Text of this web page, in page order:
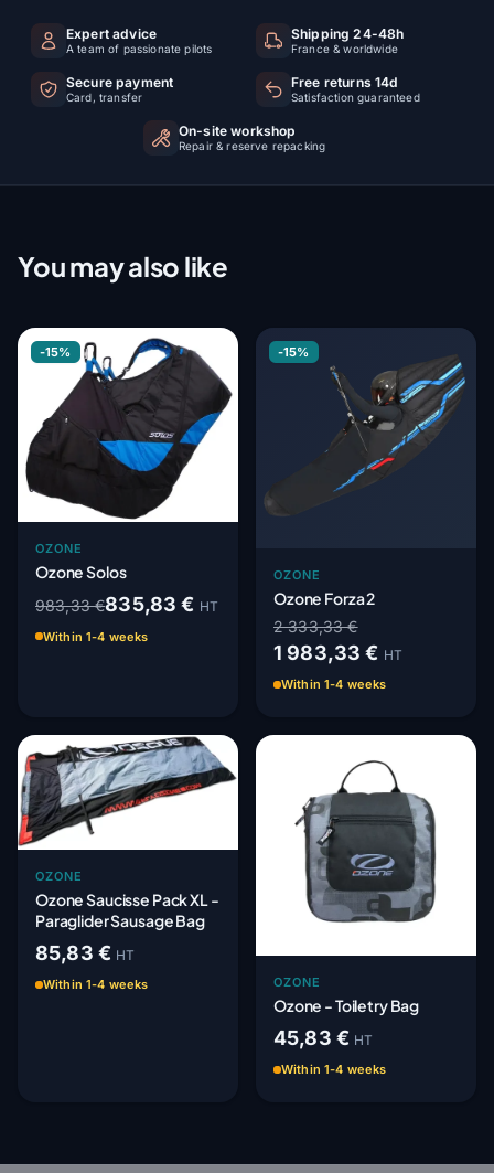
Expert advice
A team of passionate pilots
Shipping 24-48h
France & worldwide
Secure payment
Card, transfer
Free returns 14d
Satisfaction guaranteed
On-site workshop
Repair & reserve repacking
You may also like
-15%
OZONE
Ozone Solos
983,33 €835,83 € HT
Within 1-4 weeks
-15%
OZONE
Ozone Forza 2
2 333,33 €
1 983,33 € HT
Within 1-4 weeks
OZONE
Ozone Saucisse Pack XL -
Paraglider Sausage Bag
85,83 € HT
Within 1-4 weeks OZONE
Ozone - Toiletry Bag
45,83 € HT
Within 1-4 weeks